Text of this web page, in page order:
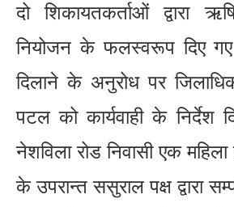
दो शिकायतकर्ताओं द्वारा
नियोजन के फलस्वरूप दिए
दिलाने के अनुरोध पर
पटल को कार्यवाही के निर्देश
नेशविला रोड निवासी एक महिला
के उपरान्त ससुराल पक्ष द्वारा